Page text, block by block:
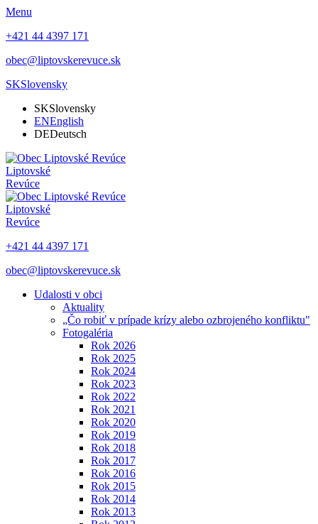
Menu
+421 44 4397 171
obec@liptovskerevuce.sk
SKSlovensky
SKSlovensky
ENEnglish
DEDeutsch
Liptovské
Revúce
Liptovské
Revúce
+421 44 4397 171
obec@liptovskerevuce.sk
Udalosti v obci
Aktuality
„Čo robiť v prípade krízy alebo ozbrojeného konfliktu"
Fotogaléria
Rok 2026
Rok 2025
Rok 2024
Rok 2023
Rok 2022
Rok 2021
Rok 2020
Rok 2019
Rok 2018
Rok 2017
Rok 2016
Rok 2015
Rok 2014
Rok 2013